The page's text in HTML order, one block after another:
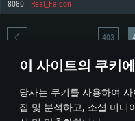
이 사이트의 쿠키
당사는 쿠키를 사용하여
집 및 분석하고, 소셜 미디
570 혹은 그 이상
여유 저장 공간: 62.2 GB (전체 클
네트워크: 브로드밴드 인터넷
여유 저장 공간: 62.2 GB (전체 클
그래픽 카드: Vulkan 을 지원하고,
1060 (6개월 미만) 혹은 그와 동
지원하는 AMD RX 570 (6개월 미
여유 저장 공간: 62.2 GB (전체 클
8080 Real_Falcon
* 순위표는 매일 1회 갱신됩니다
403